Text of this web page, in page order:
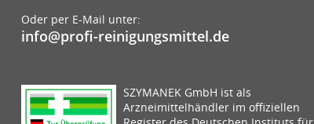
Oder per E-Mail unter:
info@profi-reinigungsmittel.de
SZYMANEK GmbH ist als
Arzneimittelhändler im offiziellen